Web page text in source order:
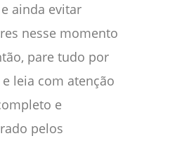
ainda evitar
nesse momento
pare tudo por
leia com atenção
e
pelos